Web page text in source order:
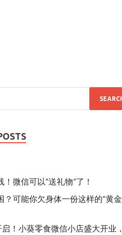
！微信可以“送礼物”了！
？可能你欠身体一份这样的“黄金
！小葵零食微信小店盛大开业，